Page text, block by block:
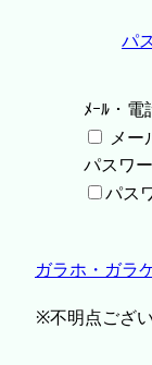
パ
ﾒｰﾙ・電
メー
パスワ
パス
ガラホ・ガラ
※不明点ござ